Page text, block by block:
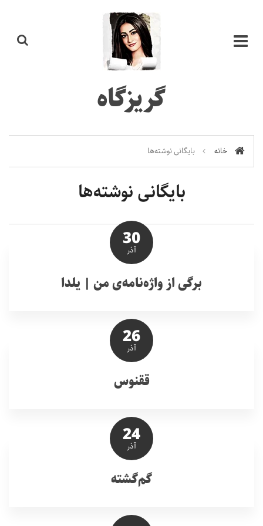
گریزگاه
خانه بایگانی نوشته‌ها
بایگانی نوشته‌ها
30
آذر
برگی از واژه‌نامه‌ی من | یلدا
26
آذر
ققنوس
24
آذر
گم‌گشته